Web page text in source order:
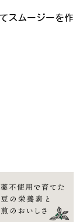
スムージーを作